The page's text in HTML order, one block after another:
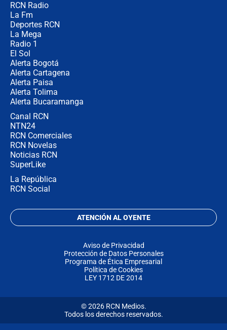
RCN Radio
La Fm
Deportes RCN
La Mega
Radio 1
El Sol
Alerta Bogotá
Alerta Cartagena
Alerta Paisa
Alerta Tolima
Alerta Bucaramanga
Canal RCN
NTN24
RCN Comerciales
RCN Novelas
Noticias RCN
SuperLike
La República
RCN Social
ATENCIÓN AL OYENTE
Aviso de Privacidad
Protección de Datos Personales
Programa de Ética Empresarial
Política de Cookies
LEY 1712 DE 2014
© 2026 RCN Medios.
Todos los derechos reservados.